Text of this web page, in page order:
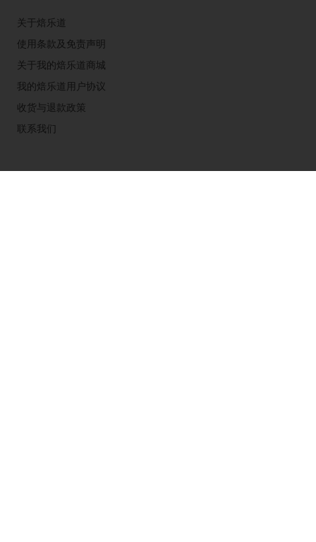
关于焙乐道
使用条款及免责声明
关于我的焙乐道商城
我的焙乐道用户协议
收货与退款政策
联系我们